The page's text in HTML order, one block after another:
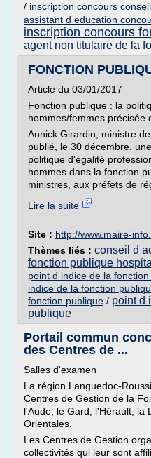
/ inscription concours
assistant d education
inscription concours
agent non titulaire de la
FONCTION
Article du 03/01/2017
Fonction publique : la
hommes/femmes précisée
Annick Girardin, ministre
publié, le 30 décembre,
politique d'égalité
hommes dans la fonction
ministres, aux préfets de
Lire la suite
Site : http://www.maire-
Thèmes liés : conseil d
fonction publique
point d indice de la
indice de la fonction
fonction publique / point d
publique
Portail commun
des Centres de ...
Salles d'examen
La région Languedoc-
Centres de Gestion de la
l'Aude, le Gard, l'Hérault, la
Orientales.
Les Centres de Gestion
collectivités qui leur sont